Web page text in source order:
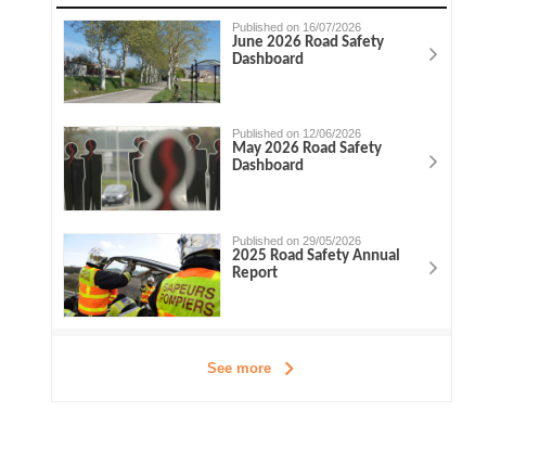
Published on 16/07/2026
June 2026 Road Safety
Dashboard
Published on 12/06/2026
May 2026 Road Safety
Dashboard
Published on 29/05/2026
2025 Road Safety Annual
Report
See more